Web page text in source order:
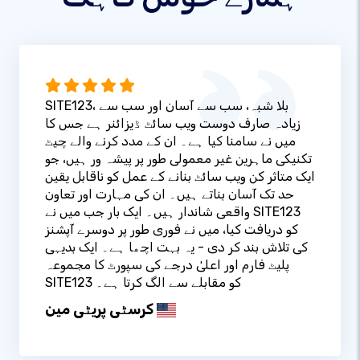
SITE123، بلا شبہ، سب سے آسان اور سب سے
زیادہ صارف دوست ویب سائٹ ڈیزائنر ہے جس کا
میں نے سامنا کیا ہے۔ ان کے مدد کرنے والے چیٹ
تکنیکی ماہرین غیر معمولی طور پر پیشہ ور ہیں، جو
ایک متاثر کن ویب سائٹ بنانے کے عمل کو ناقابل یقین
حد تک آسان بناتے ہیں۔ ان کی مہارت اور تعاون
واقعی شاندار ہیں۔ ایک بار جب میں نے SITE123
کو دریافت کیا، میں نے فوری طور پر دوسرے آپشنز
کی تلاش بند کر دی - یہ بہت اچھا ہے۔ ایک بدیہی
پلیٹ فارم اور اعلیٰ درجے کی سپورٹ کا مجموعہ
SITE123 کو مقابلے سے الگ کرتا ہے۔
کرسٹی پریٹی مین